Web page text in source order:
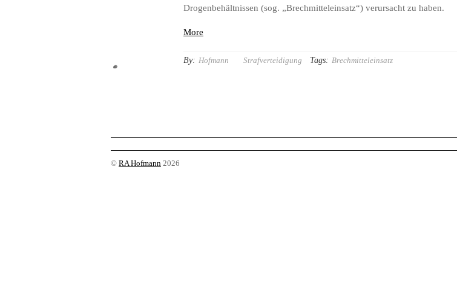
Drogenbehältnissen (sog. „Brechmitteleinsatz“) verursacht zu haben.
More
By: Hofmann Strafverteidigung Tags: Brechmitteleinsatz
© RA Hofmann 2026